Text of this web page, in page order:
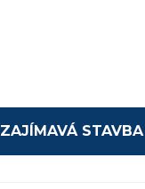
ZAJÍMAVÁ STAVBA